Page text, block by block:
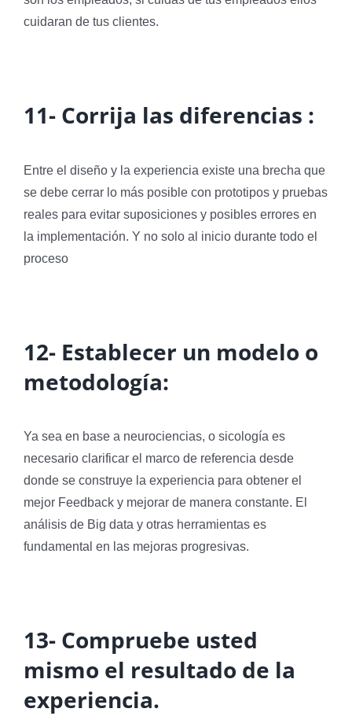
cuidaran de tus clientes.
11- Corrija las diferencias :
Entre el diseño y la experiencia existe una brecha que
se debe cerrar lo más posible con prototipos y pruebas
reales para evitar suposiciones y posibles errores en
la implementación. Y no solo al inicio durante todo el
proceso
12- Establecer un modelo o
metodología:
Ya sea en base a neurociencias, o sicología es
necesario clarificar el marco de referencia desde
donde se construye la experiencia para obtener el
mejor Feedback y mejorar de manera constante. El
análisis de Big data y otras herramientas es
fundamental en las mejoras progresivas.
13- Compruebe usted
mismo el resultado de la
experiencia.